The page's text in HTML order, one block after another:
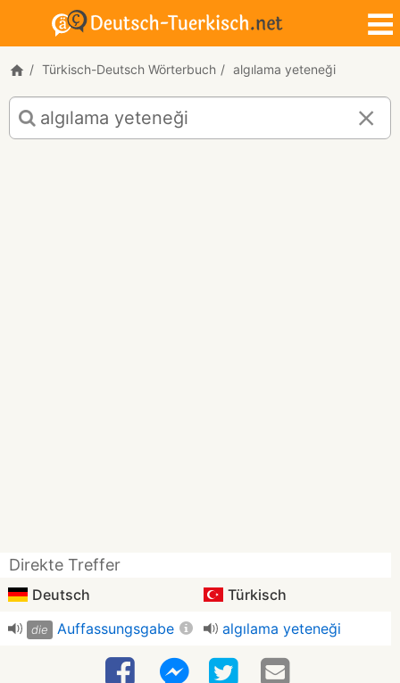
Türkisch-Deutsch Wörterbuch algılama yeteneği
Türkisch-
Deutsch
Übersetzung
Direkte Treffer
Deutsch Türkisch
die Auffassungsgabe algılama yeteneği